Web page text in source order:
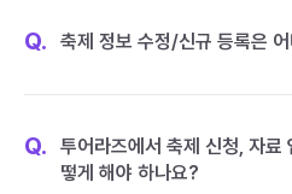
Q. 축제 정보 수정/신규 등록은
Q.
투어라즈에서 축제 신청, 자료
떻게 해야 하나요?